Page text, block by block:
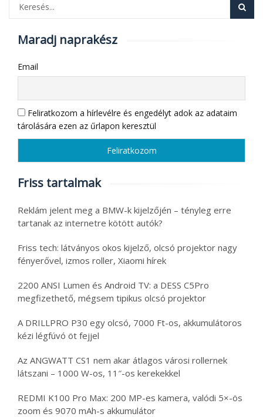
Maradj naprakész
Email
Feliratkozom a hírlevélre és engedélyt adok az adataim
tárolására ezen az űrlapon keresztül
Friss tartalmak
Reklám jelent meg a BMW-k kijelzőjén – tényleg erre
tartanak az internetre kötött autók?
Friss tech: látványos okos kijelző, olcsó projektor nagy
fényerővel, izmos roller, Xiaomi hírek
2200 ANSI Lumen és Android TV: a DESS C5Pro
megfizethető, mégsem tipikus olcsó projektor
A DRILLPRO P30 egy olcsó, 7000 Ft-os, akkumulátoros
kézi légfúvó öt fejjel
Az ANGWATT CS1 nem akar átlagos városi rollernek
látszani – 1000 W-os, 11″-os kerekekkel
REDMI K100 Pro Max: 200 MP-es kamera, valódi 5×-ös
zoom és 9070 mAh-s akkumulátor